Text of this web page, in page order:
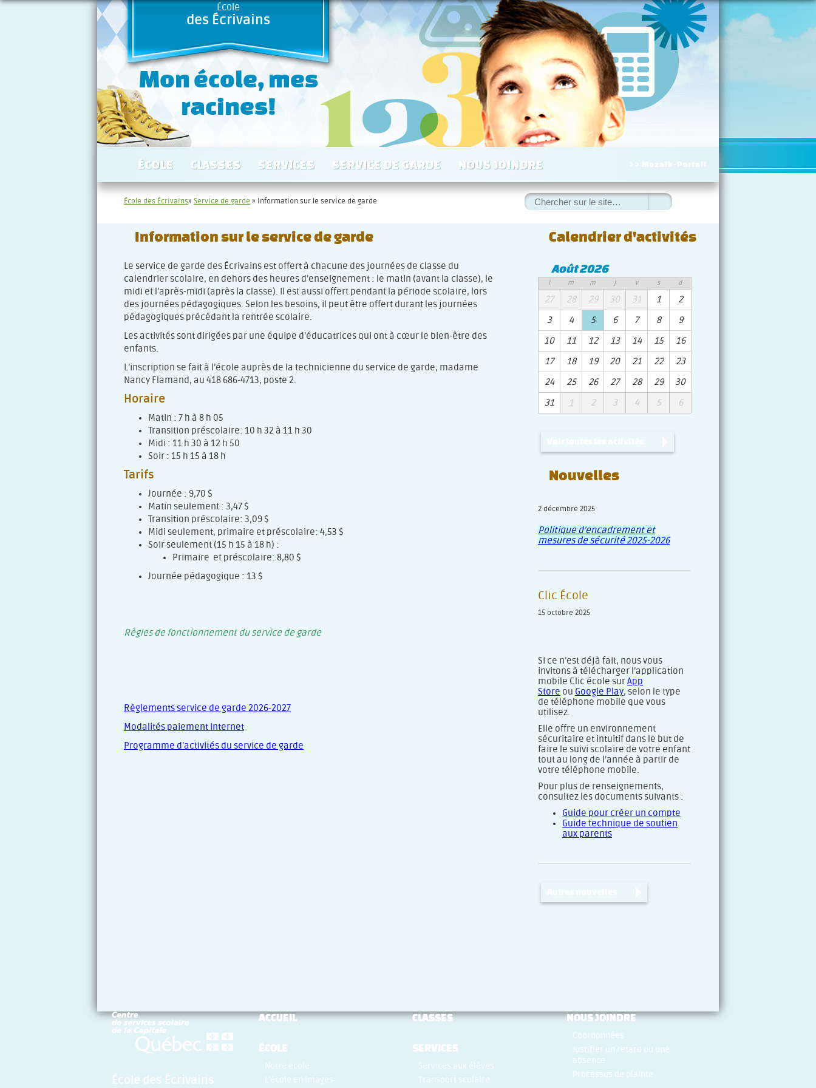
École
des Écrivains
Mon école, mes
racines!
ÉCOLE CLASSES SERVICES SERVICE DE GARDE NOUS JOINDRE >> Mozaïk-Portail
École des Écrivains» Service de garde » Information sur le service de garde
Rechercher
:
Information sur le service de garde
Le service de garde des Écrivains est offert à chacune des journées de classe du
calendrier scolaire, en dehors des heures d’enseignement : le matin (avant la classe), le
midi et l’après-midi (après la classe). Il est aussi offert pendant la période scolaire, lors
des journées pédagogiques. Selon les besoins, il peut être offert durant les journées
pédagogiques précédant la rentrée scolaire.
Les activités sont dirigées par une équipe d’éducatrices qui ont à cœur le bien-être des
enfants.
L’inscription se fait à l’école auprès de la technicienne du service de garde, madame
Nancy Flamand, au 418 686-4713, poste 2.
Horaire
Matin : 7 h à 8 h 05
Transition préscolaire: 10 h 32 à 11 h 30
Midi : 11 h 30 à 12 h 50
Soir : 15 h 15 à 18 h
Tarifs
Journée : 9,70 $
Matin seulement : 3,47 $
Transition préscolaire: 3,09 $
Midi seulement, primaire et préscolaire: 4,53 $
Soir seulement (15 h 15 à 18 h) :
Primaire et préscolaire: 8,80 $
Journée pédagogique : 13 $
Règles de fonctionnement du service de garde
Règlements service de garde 2026-2027
Modalités paiement Internet
Programme d’activités du service de garde
Calendrier d'activités
Août 2026
l m m j v s d
27 28 29 30 31 1
2
3
4 5 6 7 8
9
10
11 12 13 14 15
16
17
18 19 20 21 22
23
24
25 26 27 28 29
30
31
1 2 3 4 5 6
Nouvelles
2 décembre 2025
Politique d’encadrement et
mesures de sécurité 2025-2026
Clic École
15 octobre 2025
Si ce n’est déjà fait, nous vous
invitons à télécharger l’application
mobile Clic école surApp
Store ou Google Play, selon le type
de téléphone mobile que vous
utilisez.
Elle offre un environnement
sécuritaire et intuitif dans le but de
faire le suivi scolaire de votre enfant
tout au long de l’année à partir de
votre téléphone mobile.
Pour plus de renseignements,
consultez les documents suivants :
Guide pour créer un compte
Guide technique de soutien
aux parents
École des Écrivains
ACCUEIL
ÉCOLE
Notre école
L’école en images
CLASSES
SERVICES
Services aux élèves
Transport scolaire
NOUS JOINDRE
Coordonnées
Justifier un retard ou une
absence
Processus de plainte